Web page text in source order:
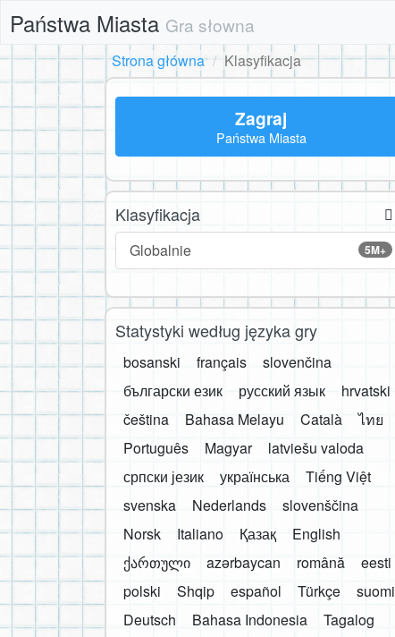
Państwa Miasta Gra słowna
Strona główna
Klasyfikacja
Zagraj
Państwa Miasta
Klasyfikacja
5M+
Globalnie
Statystyki według języka gry
bosanski français
slovenčina
български език
русский язык
hrvatski
čeština
Bahasa Melayu Català
ไทย
Português
Magyar
latviešu valoda
српски језик
українська
Tiếng Việt
svenska
Nederlands
slovenščina
Norsk
Italiano Қазақ
English
ქართული
azərbaycan română
eesti
polski
Shqip español Türkçe
suomi
Deutsch
Bahasa Indonesia
Tagalog